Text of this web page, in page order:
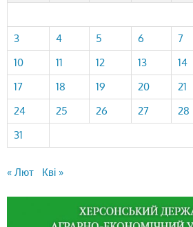
3
4 5 6 7
10
11 12 13 14
17
18 19 20 21
24
25 26 27 28
31
« Лют Кві »